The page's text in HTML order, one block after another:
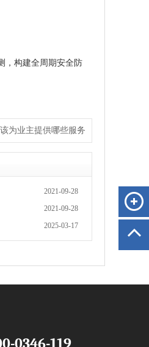
，构建全周期安全防
为业主提供哪些服务
2021-09-28
2021-09-28
2025-03-17
0346-119